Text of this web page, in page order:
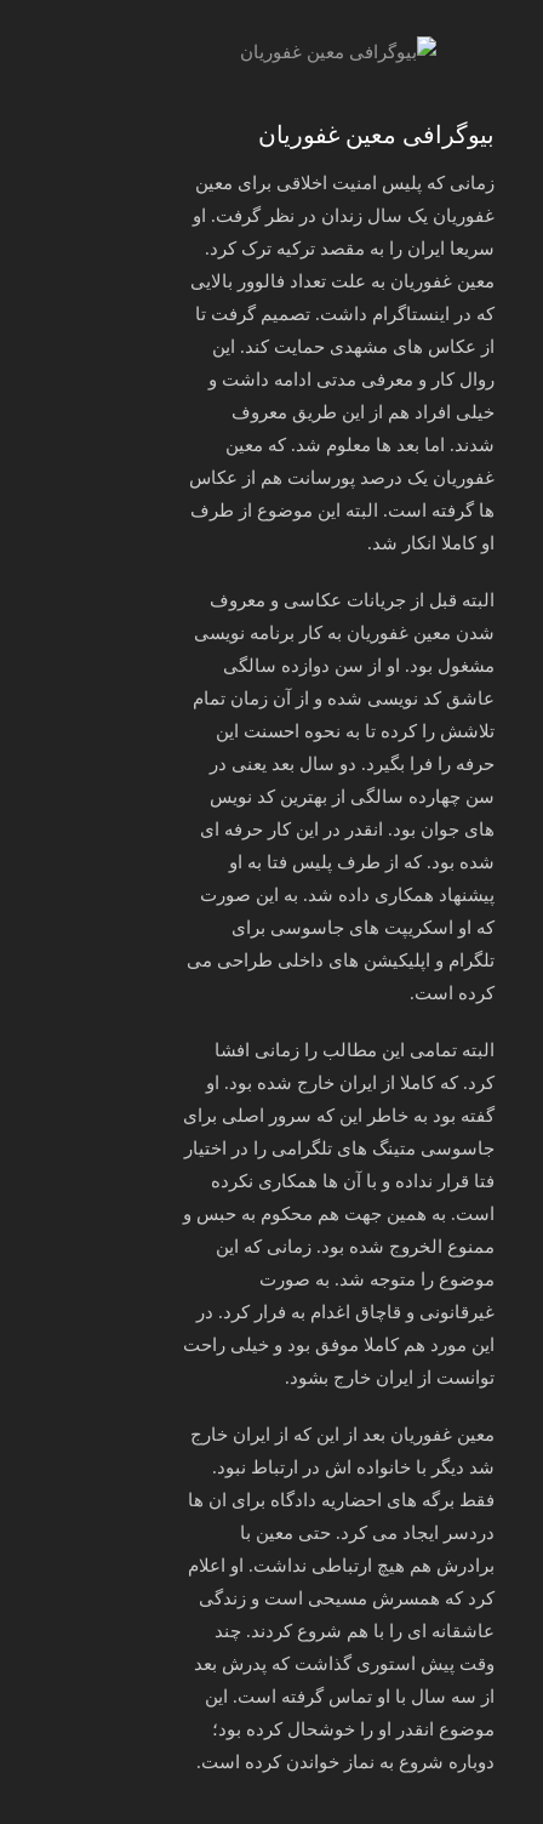
بیوگرافی معین غفوریان
زمانی که پلیس امنیت اخلاقی برای معین
غفوریان یک سال زندان در نظر گرفت. او
سریعا ایران را به مقصد ترکیه ترک کرد.
معین غفوریان به علت تعداد فالوور بالایی
که در اینستاگرام داشت. تصمیم گرفت تا
از عکاس های مشهدی حمایت کند. این
روال کار و معرفی مدتی ادامه داشت و
خیلی افراد هم از این طریق معروف
شدند. اما بعد ها معلوم شد. که معین
غفوریان یک درصد پورسانت هم از عکاس
ها گرفته است. البته این موضوع از طرف
او کاملا انکار شد.
البته قبل از جریانات عکاسی و معروف
شدن معین غفوریان به کار برنامه نویسی
مشغول بود. او از سن دوازده سالگی
عاشق کد نویسی شده و از آن زمان تمام
تلاشش را کرده تا به نحوه احسنت این
حرفه را فرا بگیرد. دو سال بعد یعنی در
سن چهارده سالگی از بهترین کد نویس
های جوان بود. انقدر در این کار حرفه ای
شده بود. که از طرف پلیس فتا به او
پیشنهاد همکاری داده شد. به این صورت
که او اسکریپت های جاسوسی برای
تلگرام و اپلیکیشن های داخلی طراحی می
کرده است.
البته تمامی این مطالب را زمانی افشا
کرد. که کاملا از ایران خارج شده بود. او
گفته بود به خاطر این که سرور اصلی برای
جاسوسی متینگ های تلگرامی را در اختیار
فتا قرار نداده و با آن ها همکاری نکرده
است. به همین جهت هم محکوم به حبس و
ممنوع الخروج شده بود. زمانی که این
موضوع را متوجه شد. به صورت
غیرقانونی و قاچاق اغدام به فرار کرد. در
این مورد هم کاملا موفق بود و خیلی راحت
توانست از ایران خارج بشود.
معین غفوریان بعد از این که از ایران خارج
شد دیگر با خانواده اش در ارتباط نبود.
فقط برگه های احضاریه دادگاه برای ان ها
دردسر ایجاد می کرد. حتی معین با
برادرش هم هیچ ارتباطی نداشت. او اعلام
کرد که همسرش مسیحی است و زندگی
عاشقانه ای را با هم شروع کردند. چند
وقت پیش استوری گذاشت که پدرش بعد
از سه سال با او تماس گرفته است. این
موضوع انقدر او را خوشحال کرده بود؛
دوباره شروع به نماز خواندن کرده است.